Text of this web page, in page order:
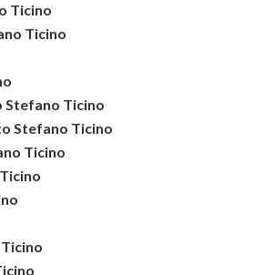
Ticino
Ticino
Stefano Ticino
Stefano Ticino
Ticino